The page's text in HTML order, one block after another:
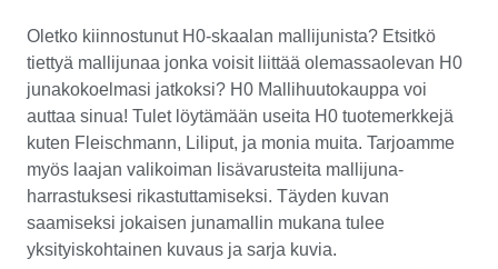
Oletko kiinnostunut H0-skaalan mallijunista? Etsitkö
tiettyä mallijunaa jonka voisit liittää olemassaolevan H0
junakokoelmasi jatkoksi? H0 Mallihuutokauppa voi
auttaa sinua! Tulet löytämään useita H0 tuotemerkkejä
kuten Fleischmann, Liliput, ja monia muita. Tarjoamme
myös laajan valikoiman lisävarusteita mallijuna-
harrastuksesi rikastuttamiseksi. Täyden kuvan
saamiseksi jokaisen junamallin mukana tulee
yksityiskohtainen kuvaus ja sarja kuvia.